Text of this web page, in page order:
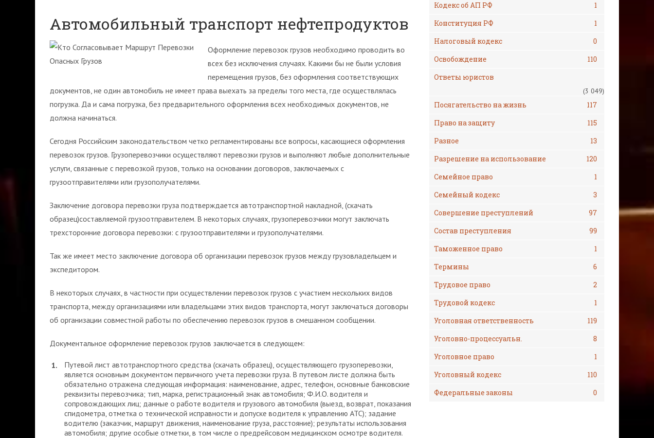
Автомобильный транспорт нефтепродуктов
Оформление перевозок грузов необходимо проводить во
всех без исключения случаях. Какими бы не были условия
перемещения грузов, без оформления соответствующих
документов, не один автомобиль не имеет права выехать за пределы того места, где осуществлялась
погрузка. Да и сама погрузка, без предварительного оформления всех необходимых документов, не
должна начинаться.
Сегодня Российским законодательством четко регламентированы все вопросы, касающиеся оформления
перевозок грузов. Грузоперевозчики осуществляют перевозки грузов и выполняют любые дополнительные
услуги, связанные с перевозкой грузов, только на основании договоров, заключаемых с
грузоотправителями или грузополучателями.
Заключение договора перевозки груза подтверждается автотранспортной накладной, (скачать
образец)составляемой грузоотправителем. В некоторых случаях, грузоперевозчики могут заключать
трехсторонние договора перевозки: с грузоотправителями и грузополучателями.
Так же имеет место заключение договора об организации перевозок грузов между грузовладельцем и
экспедитором.
В некоторых случаях, в частности при осуществлении перевозок грузов с участием нескольких видов
транспорта, между организациями или владельцами этих видов транспорта, могут заключаться договоры
об организации совместной работы по обеспечению перевозок грузов в смешанном сообщении.
Документальное оформление перевозок грузов заключается в следующем:
Путевой лист автотранспортного средства (скачать образец), осуществляющего грузоперевозки,
является основным документом первичного учета перевозки груза. В путевом листе должна быть
обязательно отражена следующая информация: наименование, адрес, телефон, основные банковские
реквизиты перевозчика; тип, марка, регистрационный знак автомобиля; Ф.И.О. водителя и
сопровождающих лиц; данные о работе водителя и грузового автомобиля (выезд, возврат, показания
спидометра, отметка о технической исправности и допуске водителя к управлению АТС); задание
водителю (заказчик, маршрут движения, наименование груза, расстояние); результаты использования
автомобиля; другие особые отметки, в том числе о предрейсовом медицинском осмотре водителя.
Кодекс об АП РФ
1
Конституция РФ
1
Налоговый кодекс
0
Освобождение
110
Ответы юристов
(3 049)
Посягательство на жизнь
117
Право на защиту
115
Разное
13
Разрешение на использование
120
Семейное право
1
Семейный кодекс
3
Совершение преступлений
97
Состав преступления
99
Таможенное право
1
Термины
6
Трудовое право
2
Трудовой кодекс
1
Уголовная ответственность
119
Уголовно-процессуальн.
8
Уголовное право
1
Уголовный кодекс
110
Федеральные законы
0